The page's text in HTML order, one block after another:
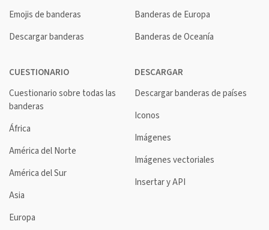
Emojis de banderas
Descargar banderas
Banderas de Europa
Banderas de Oceanía
CUESTIONARIO
Cuestionario sobre todas las
banderas
África
América del Norte
América del Sur
Asia
Europa
DESCARGAR
Descargar banderas de países
Iconos
Imágenes
Imágenes vectoriales
Insertar y API